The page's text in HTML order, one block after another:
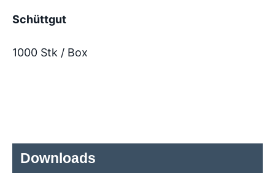
Schüttgut
1000 Stk / Box
Downloads